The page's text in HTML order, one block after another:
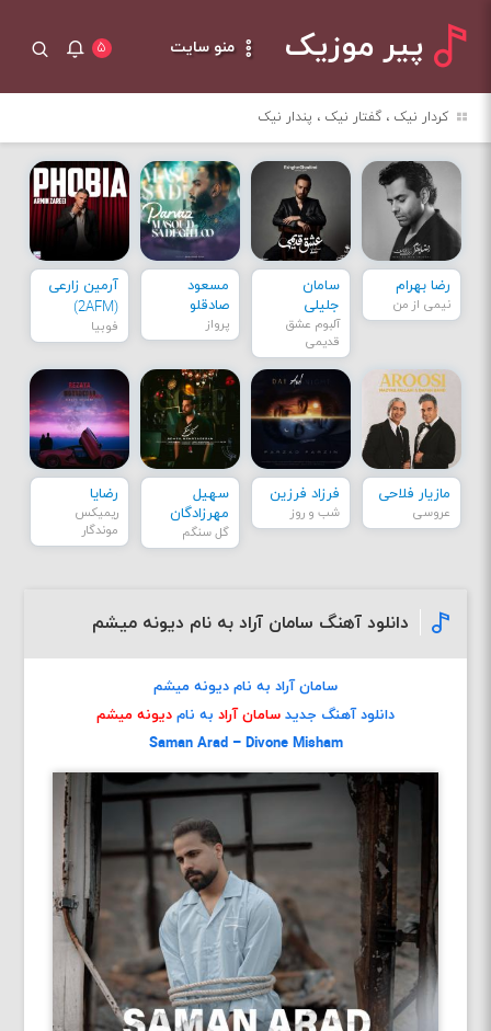
پیر موزیک منو سایت ۵
کردار نیک ، گفتار نیک ، پندار نیک
رضا بهرام
نیمی از من
سامان
جلیلی
آلبوم عشق
قدیمی
مسعود
صادقلو
پرواز
آرمین زارعی
(2AFM)
فوبیا
مازیار فلاحی
عروسی
فرزاد فرزین
شب و روز
سهیل
مهرزادگان
گل سنگم
رضایا
ریمیکس
موندگار
دانلود آهنگ سامان آراد به نام دیونه میشم
سامان آراد به نام دیونه میشم
دانلود آهنگ جدید سامان آراد به نام دیونه میشم
Saman Arad – Divone Misham